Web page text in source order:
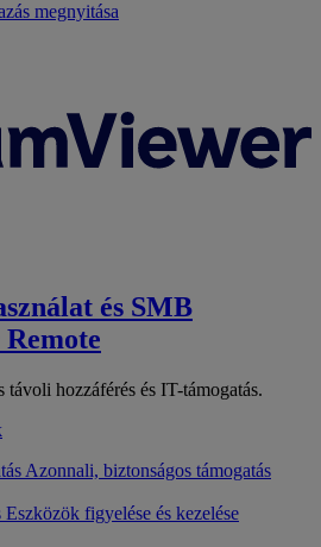
megnyitása
és SMB
távoli hozzáférés és IT-támogatás.
Azonnali, biztonságos támogatás
Eszközök figyelése és kezelése